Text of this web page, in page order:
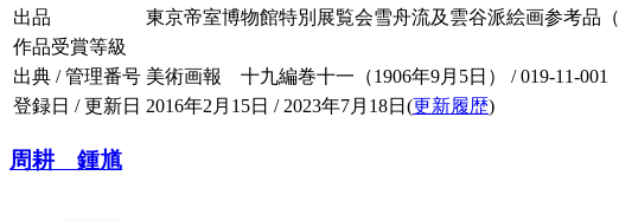
出品
東京帝室博物館特別展覧会雪舟流及雲谷派絵画参考品（
作品受賞等級
出典 / 管理番号 美術画報 十九編巻十一（1906年9月5日） / 019-11-001
登録日 / 更新日 2016年2月15日 / 2023年7月18日(更新履歴)
周耕 鍾馗